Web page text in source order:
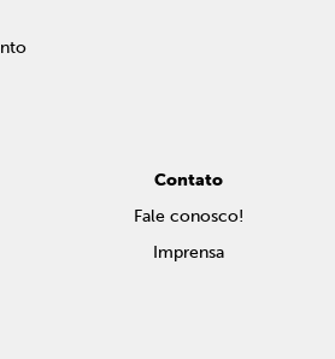
Contato
Fale conosco!
Imprensa